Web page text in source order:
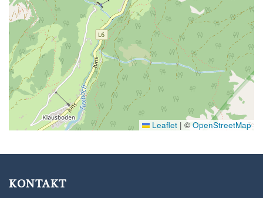
Leaflet | © OpenStreetMap
KONTAKT